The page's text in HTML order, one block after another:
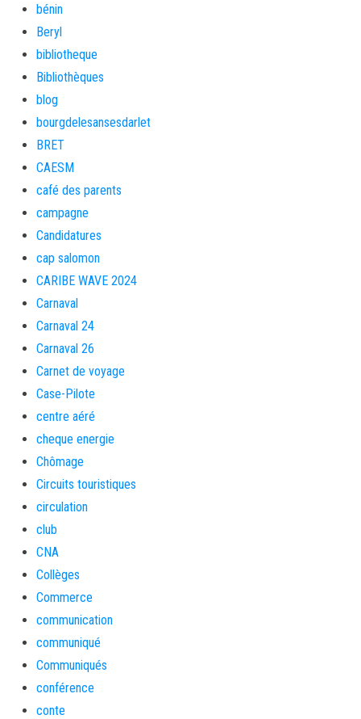
bénin
Beryl
bibliotheque
Bibliothèques
blog
bourgdelesansesdarlet
BRET
CAESM
café des parents
campagne
Candidatures
cap salomon
CARIBE WAVE 2024
Carnaval
Carnaval 24
Carnaval 26
Carnet de voyage
Case-Pilote
centre aéré
cheque energie
Chômage
Circuits touristiques
circulation
club
CNA
Collèges
Commerce
communication
communiqué
Communiqués
conférence
conte